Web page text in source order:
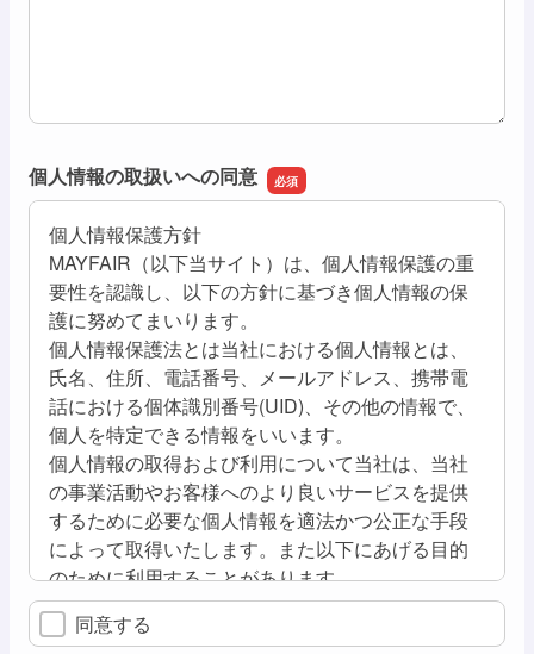
個人情報の取扱いへの同意
個人情報保護方針
MAYFAIR（以下当サイト）は、個人情報保護の重
要性を認識し、以下の方針に基づき個人情報の保
護に努めてまいります。
個人情報保護法とは当社における個人情報とは、
氏名、住所、電話番号、メールアドレス、携帯電
話における個体識別番号(UID)、その他の情報で、
個人を特定できる情報をいいます。
個人情報の取得および利用について当社は、当社
の事業活動やお客様へのより良いサービスを提供
するために必要な個人情報を適法かつ公正な手段
によって取得いたします。また以下にあげる目的
のために利用することがあります。
同意する